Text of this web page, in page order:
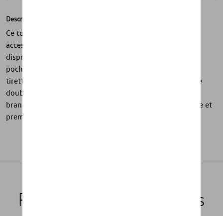
Description
Ce top case de la collection GTI de Volkswagen est un
accessoire robuste et fonctionnel pour valise cabine. Il
dispose d’un grand compartiment intérieur zippé, d’une
poche intérieure en filet avec fermeture éclair et d’une
tirette de fermeture rouge GTI. L’intérieur est doté d’une
doublure à motif alvéolé et d’une plaque logo en co-
branding Horizn Studios et GTI pour une finition sportive et
premium.
Produits recommandés